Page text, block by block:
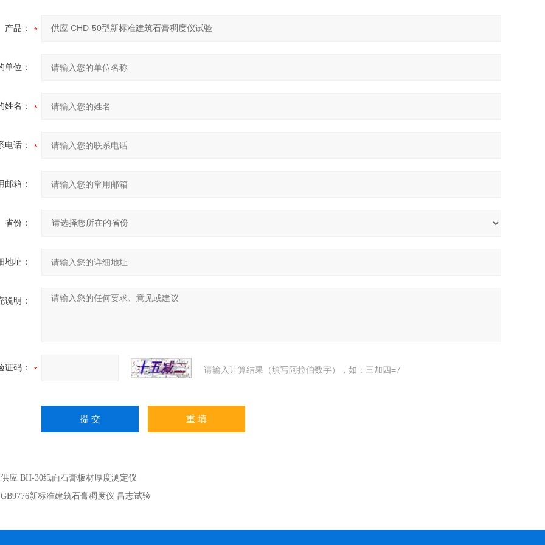
产品：
单位：
姓名：
电话：
邮箱：
省份：
地址：
说明：
证码： 请输入计算结果（填写阿拉伯数字），如：三加四=7
供应 BH-30纸面石膏板材厚度测定仪
GB9776新标准建筑石膏稠度仪 昌志试验